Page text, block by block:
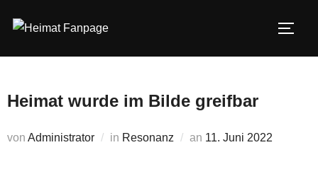
Inhalt
Heimat wurde im Bilde greifbar
von Administrator in Resonanz an Veröffentlicht
11. Juni 2022